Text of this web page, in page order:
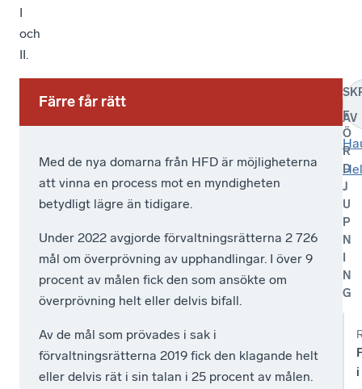
I
och
II.
Ett
målen
med
upphandling,
som
nämnts,
rättssäkerhet.
Svenskt
också
svensk
förhandsavgörande
EU-
domstolen
eftersom
med
offentlig
upphandling,
nämnts,
rättssäkerhet.
Genom
underrätternas
praxis
Färre får rätt
Med de nya domarna från HFD är möjligheterna
att vinna en process mot en myndigheten
betydligt lägre än tidigare.
Under 2022 avgjorde förvaltningsrätterna 2 726
mål om överprövning av upphandlingar. I över 9
procent av målen fick den som ansökte om
överprövning helt eller delvis bifall.
Av de mål som prövades i sak i
förvaltningsrätterna 2019 fick den klagande helt
eller delvis rät i sin talan i 25 procent av målen.
AV
F
Ö
R
D
J
U
P
N
N
G